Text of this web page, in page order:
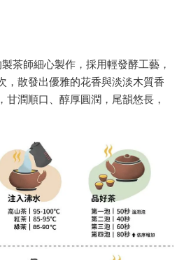
茶師細心製作，採用輕發酵工藝，
，散發出優雅的花香與淡淡木質香
甘潤順口、醇厚圓潤，尾韻悠長，